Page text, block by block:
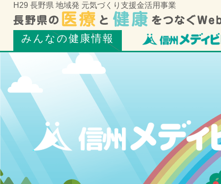
H29 長野県 地域発 元気づくり支援金活用事業
みんなの健康情報